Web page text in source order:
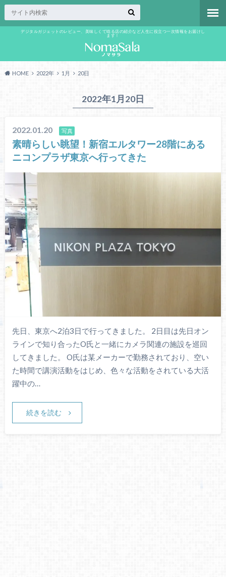
デジタルガジェットのレビュー、美味しくて唸る店の紹介など人生に役立つ一次情報をお届けし
ます！
HOME 2022年 1月 20日
2022年1月20日
2022.01.20 写真
素晴らしい眺望！新宿エルタワー28階にある
ニコンプラザ東京へ行ってきた
先日、東京へ2泊3日で行ってきました。 2日目は先日オン
ラインで知り合ったO氏と一緒にカメラ関連の施設を巡回
してきました。 O氏は某メーカーで勤務されており、空い
た時間で講演活動をはじめ、色々な活動をされている大活
躍中の…
続きを読む